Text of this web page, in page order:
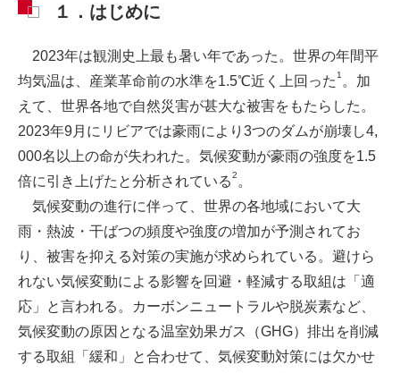
１．はじめに
2023年は観測史上最も暑い年であった。世界の年間平
均気温は、産業革命前の水準を1.5℃近く上回った 1 。加
えて、世界各地で自然災害が甚大な被害をもたらした。
2023年9月にリビアでは豪雨により3つのダムが崩壊し4,
000名以上の命が失われた。気候変動が豪雨の強度を1.5
倍に引き上げたと分析されている2 。
気候変動の進行に伴って、世界の各地域において大
雨・熱波・干ばつの頻度や強度の増加が予測されてお
り、被害を抑える対策の実施が求められている。避けら
れない気候変動による影響を回避・軽減する取組は「適
応」と言われる。カーボンニュートラルや脱炭素など、
気候変動の原因となる温室効果ガス（GHG）排出を削減
する取組「緩和」と合わせて、気候変動対策には欠かせ